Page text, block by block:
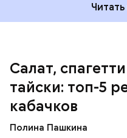
Салат,
тайски: топ-5
кабачков
Полина Пашкина